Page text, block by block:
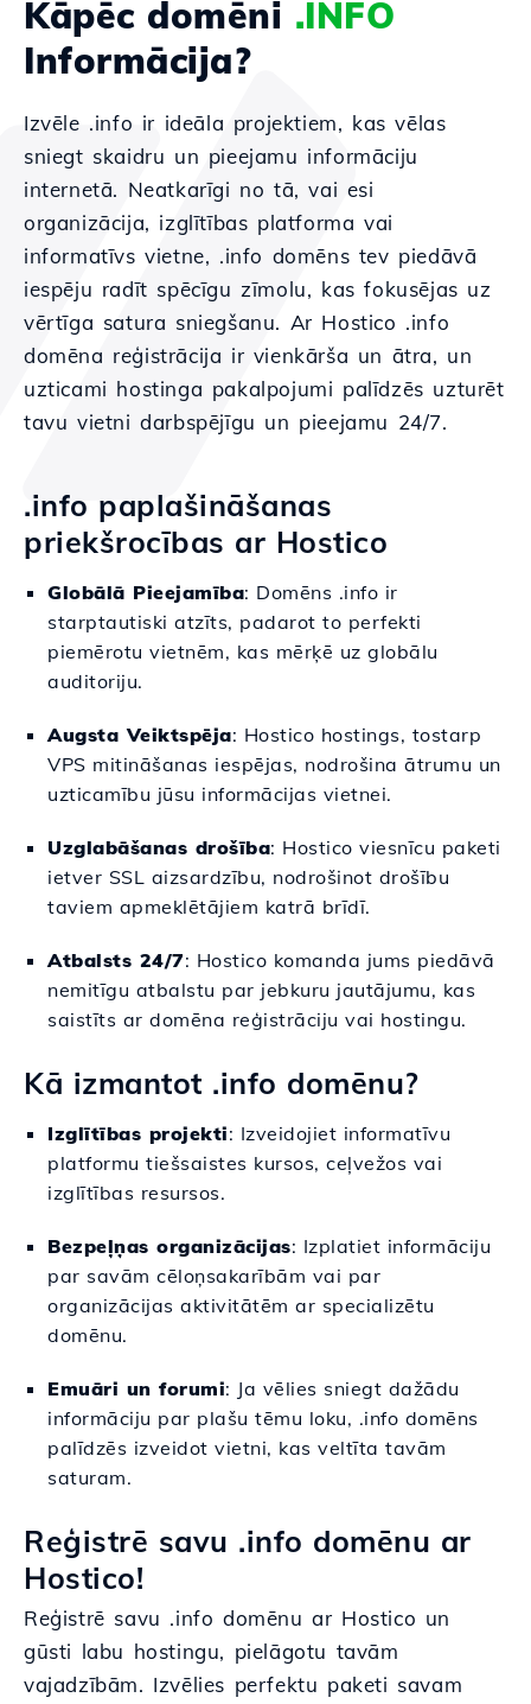
Kāpēc domēni .INFO
Informācija?
Izvēle .info ir ideāla projektiem, kas vēlas
sniegt skaidru un pieejamu informāciju
internetā. Neatkarīgi no tā, vai esi
organizācija, izglītības platforma vai
informatīvs vietne, .info domēns tev piedāvā
iespēju radīt spēcīgu zīmolu, kas fokusējas uz
vērtīga satura sniegšanu. Ar Hostico .info
domēna reģistrācija ir vienkārša un ātra, un
uzticami hostinga pakalpojumi palīdzēs uzturēt
tavu vietni darbspējīgu un pieejamu 24/7.
.info paplašināšanas
priekšrocības ar Hostico
Globālā Pieejamība: Domēns .info ir
starptautiski atzīts, padarot to perfekti
piemērotu vietnēm, kas mērķē uz globālu
auditoriju.
Augsta Veiktspēja: Hostico hostings, tostarp
VPS mitināšanas iespējas, nodrošina ātrumu un
uzticamību jūsu informācijas vietnei.
Uzglabāšanas drošība: Hostico viesnīcu paketi
ietver SSL aizsardzību, nodrošinot drošību
taviem apmeklētājiem katrā brīdī.
Atbalsts 24/7: Hostico komanda jums piedāvā
nemitīgu atbalstu par jebkuru jautājumu, kas
saistīts ar domēna reģistrāciju vai hostingu.
Kā izmantot .info domēnu?
Izglītības projekti: Izveidojiet informatīvu
platformu tiešsaistes kursos, ceļvežos vai
izglītības resursos.
Bezpeļņas organizācijas: Izplatiet informāciju
par savām cēloņsakarībām vai par
organizācijas aktivitātēm ar specializētu
domēnu.
Emuāri un forumi: Ja vēlies sniegt dažādu
informāciju par plašu tēmu loku, .info domēns
palīdzēs izveidot vietni, kas veltīta tavām
saturam.
Reģistrē savu .info domēnu ar
Hostico!
Reģistrē savu .info domēnu ar Hostico un
gūsti labu hostingu, pielāgotu tavām
vajadzībām. Izvēlies perfektu paketi savam